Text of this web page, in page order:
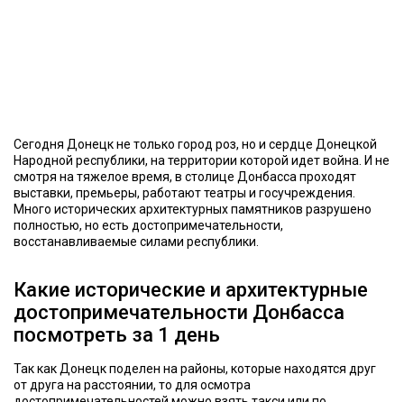
Сегодня Донецк не только город роз, но и сердце Донецкой
Народной республики, на территории которой идет война. И не
смотря на тяжелое время, в столице Донбасса проходят
выставки, премьеры, работают театры и госучреждения.
Много исторических архитектурных памятников разрушено
полностью, но есть достопримечательности,
восстанавливаемые силами республики.
Какие исторические и архитектурные
достопримечательности Донбасса
посмотреть за 1 день
Так как Донецк поделен на районы, которые находятся друг
от друга на расстоянии, то для осмотра